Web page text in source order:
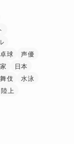
卓球
声優
日本
伎
水泳
陸上